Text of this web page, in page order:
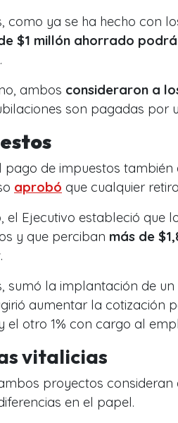
como ya se ha hecho con
$1 millón ahorrado
ambos consideraron a
son pagadas por
pago de impuestos también
aprobó que cualquier
el Ejecutivo estableció que
y que perciban más de
.
sumó la implantación de
aumentar la cotización
el otro 1% con cargo al
vitalicias
proyectos
en el papel.